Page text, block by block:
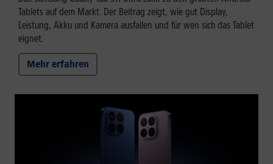
Tablets auf dem Markt. Der Beitrag zeigt, wie gut Display,
Leistung, Akku und Kamera ausfallen und für wen sich das Tablet
eignet.
Mehr erfahren